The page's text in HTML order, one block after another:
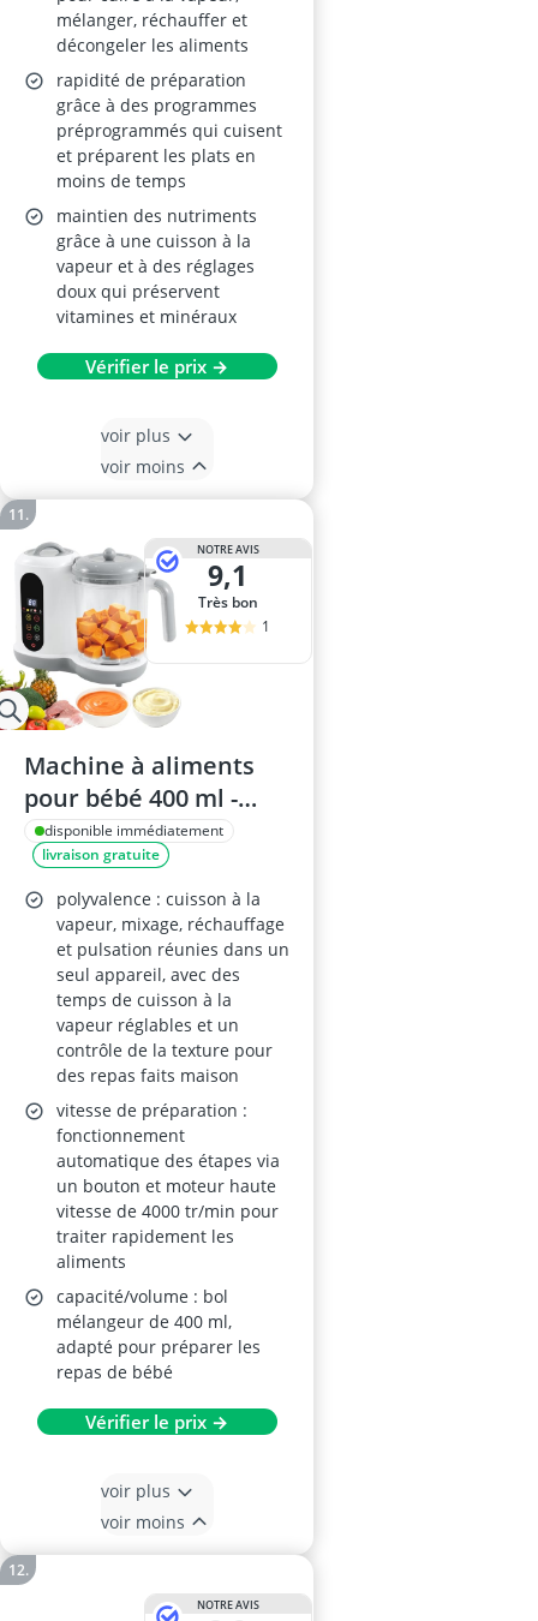
mélanger, réchauffer et
décongeler les aliments
rapidité de préparation
grâce à des programmes
préprogrammés qui cuisent
et préparent les plats en
moins de temps
maintien des nutriments
grâce à une cuisson à la
vapeur et à des réglages
doux qui préservent
vitamines et minéraux
Vérifier le prix →
voir plus
voir moins
NOTRE AVIS
9,1
Très bon
1
Machine à aliments
pour bébé 400 ml -
Cuiseur vapeur, 4
menus, cuisson et
broyage
automatiques, auto-
nettoyage, contrôle
tactile
disponible immédiatement
livraison gratuite
polyvalence : cuisson à la
vapeur, mixage, réchauffage
et pulsation réunies dans un
seul appareil, avec des
temps de cuisson à la
vapeur réglables et un
contrôle de la texture pour
des repas faits maison
vitesse de préparation :
fonctionnement
automatique des étapes via
un bouton et moteur haute
vitesse de 4000 tr/min pour
traiter rapidement les
aliments
capacité/volume : bol
mélangeur de 400 ml,
adapté pour préparer les
repas de bébé
Vérifier le prix →
voir plus
voir moins
NOTRE AVIS